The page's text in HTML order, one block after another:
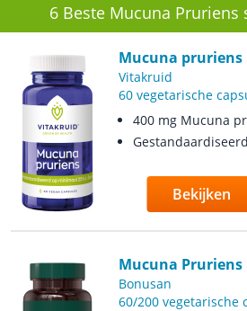
6 Beste Mucuna Pruriens
Mucuna pruriens
Vitakruid
60 vegetarische
400 mg Mucuna
Bekijken
Mucuna Pruriens
Bonusan
60/200 vegetarische